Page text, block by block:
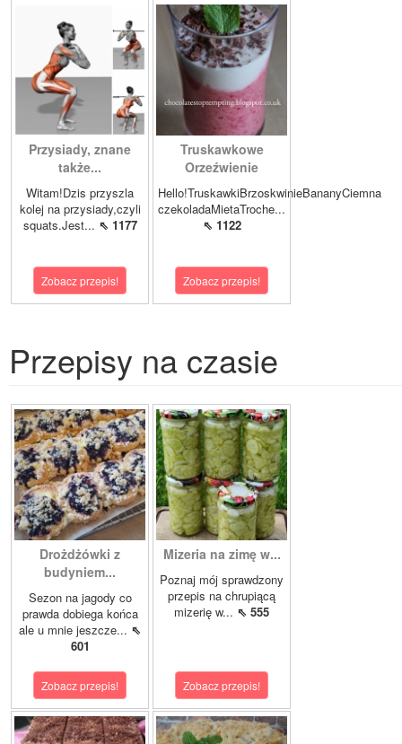
Przysiady, znane
także...
Witam!Dzis przyszla
kolej na przysiady,czyli
squats.Jest... ⇖ 1177
Zobacz przepis!
Truskawkowe
Orzeźwienie
Hello!TruskawkiBrzoskwinieBananyCiemna
czekoladaMietaTroche...
⇖ 1122
Zobacz przepis!
Przepisy na czasie
Drożdżówki z
budyniem...
Sezon na jagody co
prawda dobiega końca
ale u mnie jeszcze... ⇖
601
Zobacz przepis!
Mizeria na zimę w...
Poznaj mój sprawdzony
przepis na chrupiącą
mizerię w... ⇖ 555
Zobacz przepis!